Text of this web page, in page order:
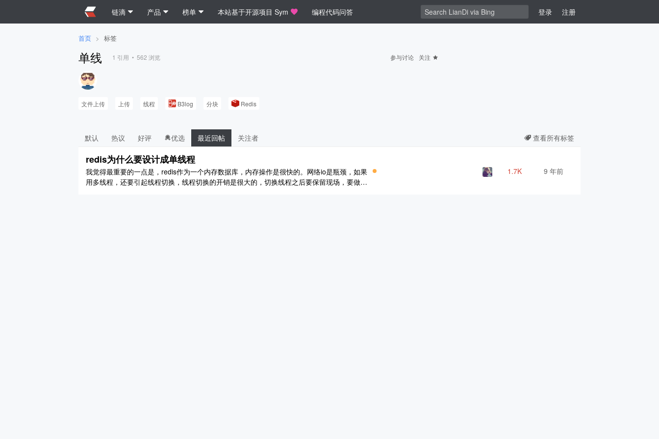
链滴 产品 榜单 本站基于开源项目 Sym 编程代码问答 登录 注册
首页 > 标签
单线 1 引用 • 562 浏览 参与讨论 关注
文件上传 上传 线程 B3log 分块 Redis
默认 热议 好评 优选 最近回帖 关注者 查看所有标签
redis为什么要设计成单线程
我觉得最重要的一点是，redis作为一个内存数据库，内存操作是很快的。网络io是瓶颈，如果
用多线程，还要引起线程切换，线程切换的开销是很大的，切换线程之后要保留现场，要做很
1.7K 9 年前